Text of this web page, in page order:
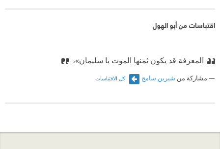
اقتباسات من أبو الهول
المعرفة قد يكون ثمنها الموت يا سليمان»،
مشاركة من شيرين سامح كل الاقتباسات